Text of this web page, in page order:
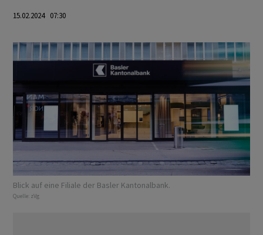
15.02.2024 07:30
Blick auf eine Filiale der Basler Kantonalbank.
Quelle: zVg